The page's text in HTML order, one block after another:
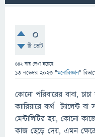
0
টি ভোট
442বার দেখা হয়েছে
13 নভেম্বর 2023 "মনোবিজ্ঞান"
কোনো পরিবারের বাবা,
ক্যারিয়ারে ব্যর্থ ট্যালেন্ট
মেন্টালিটির হয়, কোনো
কাজ ছেড়ে দেয়, এমন